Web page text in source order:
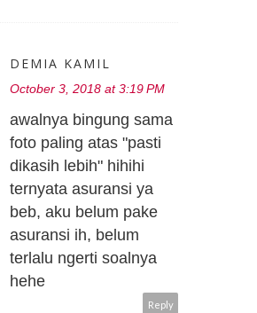
DEMIA KAMIL
October 3, 2018 at 3:19 PM
awalnya bingung sama
foto paling atas "pasti
dikasih lebih" hihihi
ternyata asuransi ya
beb, aku belum pake
asuransi ih, belum
terlalu ngerti soalnya
hehe
Reply